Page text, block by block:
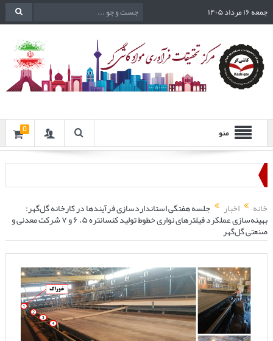
جمعه ۱۶ مرداد ۱۴۰۵
منو 0
خانه اخبار جلسه هفتگی استانداردسازی فرآیندها در کارخانه گل‌گهر:
بهینه‌سازی عملکرد فیلترهای نواری خطوط تولید کنسانتره ۵، ۶ و ۷ شرکت معدنی و
صنعتی گل‌گهر